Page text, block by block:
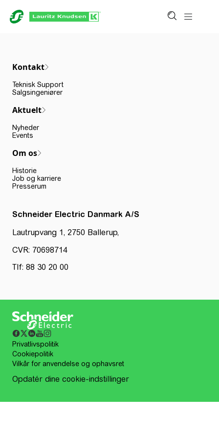
Kontakt
Teknisk Support
Salgsingeniører
Aktuelt
Nyheder
Events
Om os
Historie
Job og karriere
Presserum
Schneider Electric Danmark A/S
Lautrupvang 1, 2750 Ballerup,
CVR: 70698714
Tlf: 88 30 20 00
Privatlivspolitik
Cookiepolitik
Vilkår for anvendelse og ophavsret
Opdatér dine cookie-indstillinger